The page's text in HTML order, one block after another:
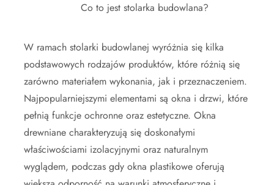
Co to jest stolarka budowlana?
W ramach stolarki budowlanej wyróżnia się kilka
podstawowych rodzajów produktów, które różnią się
zarówno materiałem wykonania, jak i przeznaczeniem.
Najpopularniejszymi elementami są okna i drzwi, które
pełnią funkcje ochronne oraz estetyczne. Okna
drewniane charakteryzują się doskonałymi
właściwościami izolacyjnymi oraz naturalnym
wyglądem, podczas gdy okna plastikowe oferują